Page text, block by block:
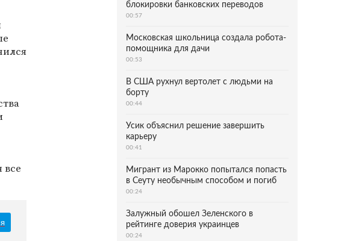
все
блокировки банковских переводов
00:57
Московская школьница создала робота-
помощника для дачи
00:53
В США рухнул вертолет с людьми на
борту
00:44
Усик объяснил решение завершить
карьеру
00:41
Мигрант из Марокко попытался попасть
в Сеуту необычным способом и погиб
00:24
Залужный обошел Зеленского в
рейтинге доверия украинцев
00:24